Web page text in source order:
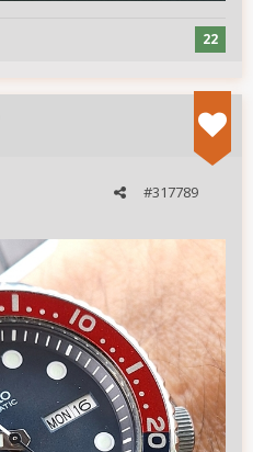
22
#317789